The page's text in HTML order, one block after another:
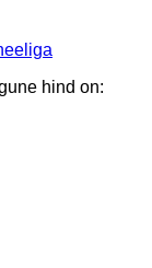
hind on: